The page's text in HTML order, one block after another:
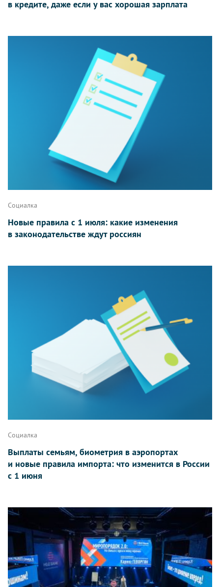
в кредите, даже если у вас хорошая зарплата
Социалка
Новые правила с 1 июля: какие изменения
в законодательстве ждут россиян
Социалка
Выплаты семьям, биометрия в аэропортах
и новые правила импорта: что изменится в России
с 1 июня